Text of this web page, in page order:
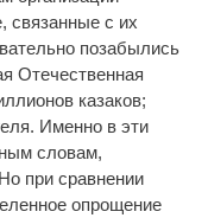
связанные с их
позабылись
Отечественная
казаков;
Именно в эти
словам,
при сравнении
опрощение